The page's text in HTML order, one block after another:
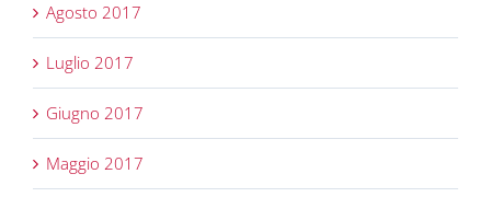
Agosto 2017
Luglio 2017
Giugno 2017
Maggio 2017